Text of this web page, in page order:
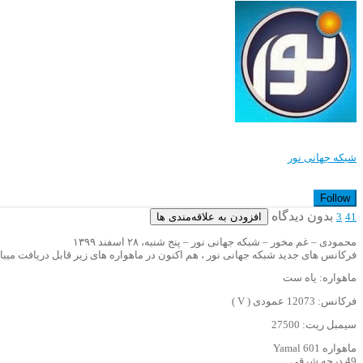
شبکه جهانی نور
Follow
41
3 بدون دیدگاه افزودن به علاقه‌مندی ها
محمودی – غم مخور – شبکه جهانی نور – پنج شنبه، ۲۸ اسفند ۱۳۹۹
فرکانس های جدید شبکه جهانی نور ، هم اکنون در ماهواره های زیر قابل دریافت
ماهواره: یاه ست
فرکانس: 12073 عمودی ( V )
سیمبل ریت: 27500
ماهواره Yamal 601